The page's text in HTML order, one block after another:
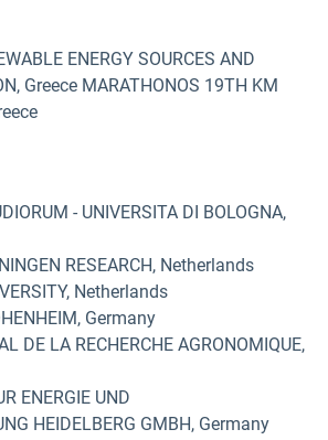
ENERGY SOURCES AND
Greece MARATHONOS 19TH KM
- UNIVERSITA DI BOLOGNA,
RESEARCH, Netherlands
Netherlands
Germany
DE LA RECHERCHE AGRONOMIQUE,
ENERGIE UND
HEIDELBERG GMBH, Germany